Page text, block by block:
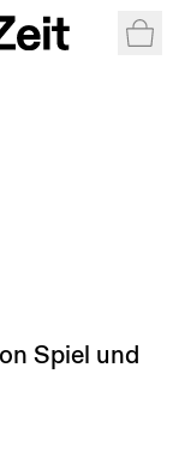
Spiel und